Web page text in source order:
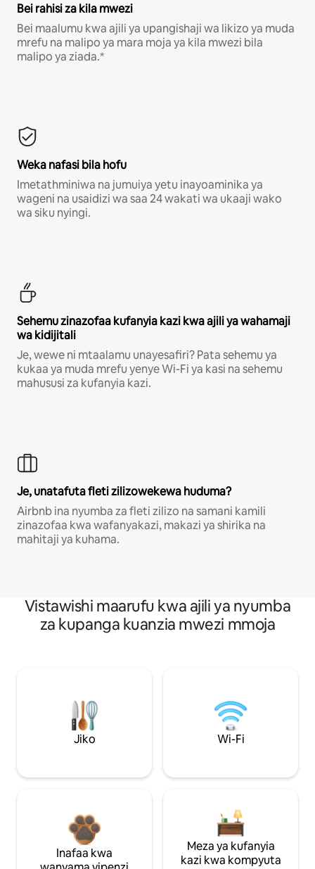
Bei rahisi za kila mwezi
Bei maalumu kwa ajili ya upangishaji wa likizo ya muda
mrefu na malipo ya mara moja ya kila mwezi bila
malipo ya ziada.*
Weka nafasi bila hofu
Imetathminiwa na jumuiya yetu inayoaminika ya
wageni na usaidizi wa saa 24 wakati wa ukaaji wako
wa siku nyingi.
Sehemu zinazofaa kufanyia kazi kwa ajili ya wahamaji
wa kidijitali
Je, wewe ni mtaalamu unayesafiri? Pata sehemu ya
kukaa ya muda mrefu yenye Wi-Fi ya kasi na sehemu
mahususi za kufanyia kazi.
Je, unatafuta fleti zilizowekewa huduma?
Airbnb ina nyumba za fleti zilizo na samani kamili
zinazofaa kwa wafanyakazi, makazi ya shirika na
mahitaji ya kuhama.
Vistawishi maarufu kwa ajili ya nyumba
za kupanga kuanzia mwezi mmoja
Jiko Wi-Fi
Inafaa kwa
Meza ya kufanyia
kazi kwa kompyuta